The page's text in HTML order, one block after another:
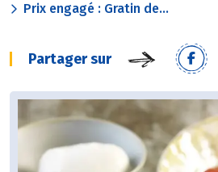
Prix engagé : Gratin de...
Partager sur